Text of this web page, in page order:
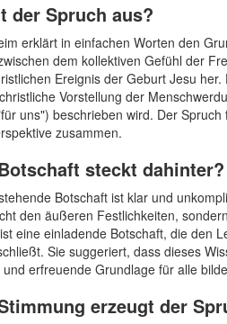
der Spruch aus?
erklärt in einfachen Worten den
dem kollektiven Gefühl der
Ereignis der Geburt Jesu
Vorstellung der
uns") beschrieben wird. Der
zusammen.
steckt dahinter?
Botschaft ist klar und
den äußeren Festlichkeiten,
eine einladende Botschaft, die den
Sie suggeriert, dass dieses
erfreuende Grundlage für alle
erzeugt der